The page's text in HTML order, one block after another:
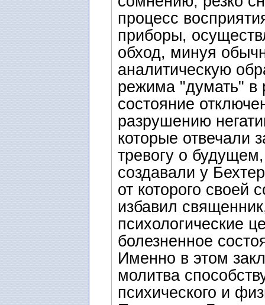
процесс
приборы,
обход, минуя
аналитическую
режима "думать" в
состояние
разрушению
которые отвечали
тревогу о
создавали у
от которого своей
избавил
психологические
болезненное
Именно в этом
молитва
психического и